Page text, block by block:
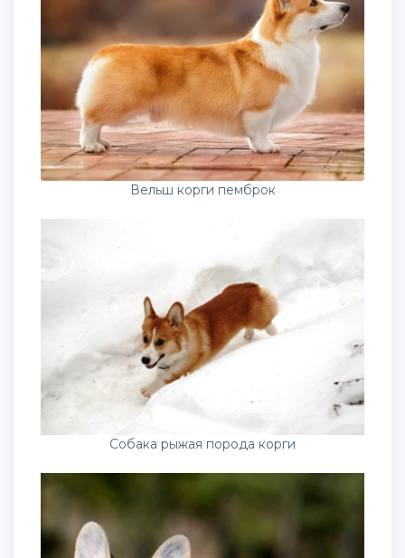
Вельш корги пемброк
Собака рыжая порода корги